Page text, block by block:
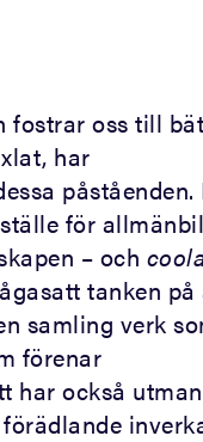
fostrar oss till
har
påståenden.
för
– och
tanken på
samling verk
förenar
har också